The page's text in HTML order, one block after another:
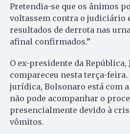
Pretendia-se que os ânimos
voltassem contra o judiciário
resultados de derrota nas
afinal confirmados.”
O ex-presidente da
compareceu nesta terça-feira.
jurídica, Bolsonaro está com
não pode acompanhar o
presencialmente devido à
vômitos.